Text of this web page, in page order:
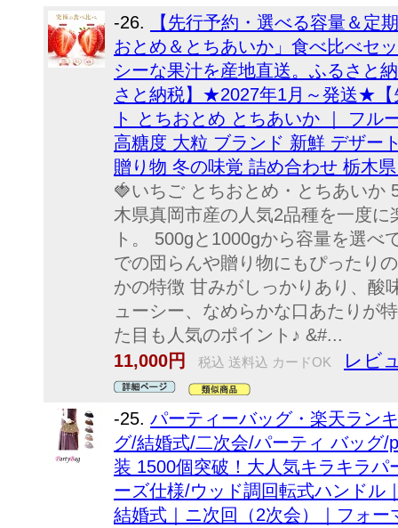
-26.
【先行予約・選べる容量＆定
おとめ＆とちあいか」食べ比べセ
シーな果汁を産地直送。ふるさと
さと納税】★2027年1月～発送★【
ト とちおとめ とちあいか ｜ フル
高糖度 大粒 ブランド 新鮮 デザー
贈り物 冬の味覚 詰め合わせ 栃木
🍓いちご とちおとめ・とちあいか
木県真岡市産の人気2品種を一度
ト。 500gと1000gから容量を選べ
での団らんや贈り物にもぴったり
かの特徴 甘みがしっかりあり、酸
ューシー、なめらかな口あたりが
た目も人気のポイント♪ &#...
11,000円
税込 送料込 カードOK レビ
-25. パーティーバッグ・楽天ラン
グ/結婚式/二次会/パーティ バッグ
装 1500個突破！大人気キラキラ
ーズ仕様/ウッド調回転式ハンドル
結婚式｜ニ次回（2次会）｜フォ